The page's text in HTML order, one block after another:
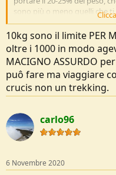
sono più o meno quelli che ti
Prova poi a parlare con i
ha detto un ufficiale degli
quanti kg ti portano e su
Sono d'accordo che
progredire, ma non me la
siano un peso al limite
10kg sono il limite PER
oltre i 1000 in modo
MACIGNO ASSURDO
puô fare ma viaggiare
crucis non un trekking.
carlo96
6 Novembre 2020